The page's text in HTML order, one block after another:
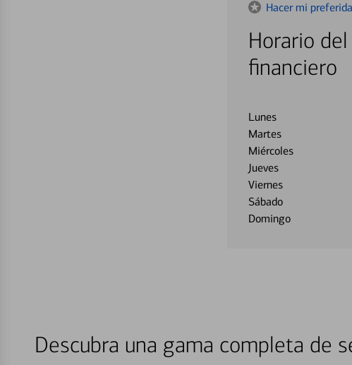
Hacer mi preferida
Horario
financiero
Lunes
Martes
Miércoles
Jueves
Viernes
Sábado
Domingo
Descubra una gama completa de